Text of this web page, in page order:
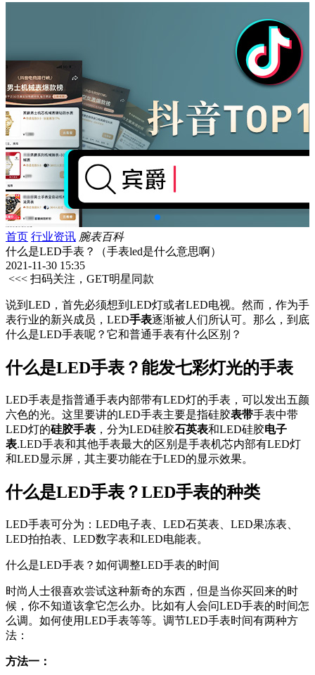
首页 行业资讯 腕表百科
什么是LED手表？（手表led是什么意思啊）
2021-11-30 15:35
<<< 扫码关注，GET明星同款
说到LED，首先必须想到LED灯或者LED电视。然而，作为手
表行业的新兴成员，LED手表逐渐被人们所认可。那么，到底
什么是LED手表呢？它和普通手表有什么区别？
什么是LED手表？能发七彩灯光的手表
LED手表是指普通手表内部带有LED灯的手表，可以发出五颜
六色的光。这里要讲的LED手表主要是指硅胶表带手表中带
LED灯的硅胶手表 ，分为LED硅胶石英表和LED硅胶电子
表.LED手表和其他手表最大的区别是手表机芯内部有LED灯
和LED显示屏，其主要功能在于LED的显示效果。
什么是LED手表？LED手表的种类
LED手表可分为：LED电子表、LED石英表、LED果冻表、
LED拍拍表、LED数字表和LED电能表。
什么是LED手表？如何调整LED手表的时间
时尚人士很喜欢尝试这种新奇的东西，但是当你买回来的时
候，你不知道该拿它怎么办。比如有人会问LED手表的时间怎
么调。如何使用LED手表等等。调节LED手表时间有两种方
法：
方法一：